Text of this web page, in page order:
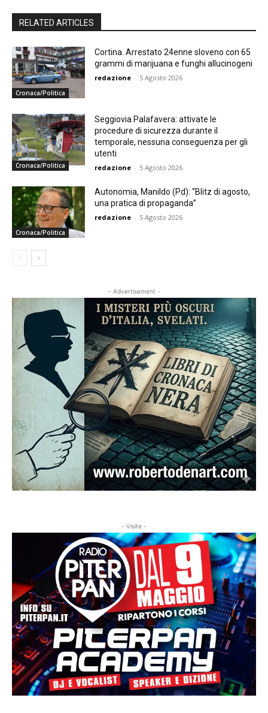
RELATED ARTICLES
Cronaca/Politica
Cortina. Arrestato 24enne sloveno con 65
grammi di marijuana e funghi allucinogeni
redazione - 5 Agosto 2026
Cronaca/Politica
Seggiovia Palafavera: attivate le
procedure di sicurezza durante il
temporale, nessuna conseguenza per gli
utenti
redazione - 5 Agosto 2026
Cronaca/Politica
Autonomia, Manildo (Pd): “Blitz di agosto,
una pratica di propaganda”
redazione - 5 Agosto 2026
- Advertisement -
- Visite -